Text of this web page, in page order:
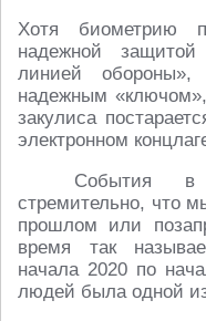
Хотя биометрию
надежной
линией
надежным
закулиса
электронном
События в
стремительно, что
прошлом или
время так
начала 2020 по
людей была одной